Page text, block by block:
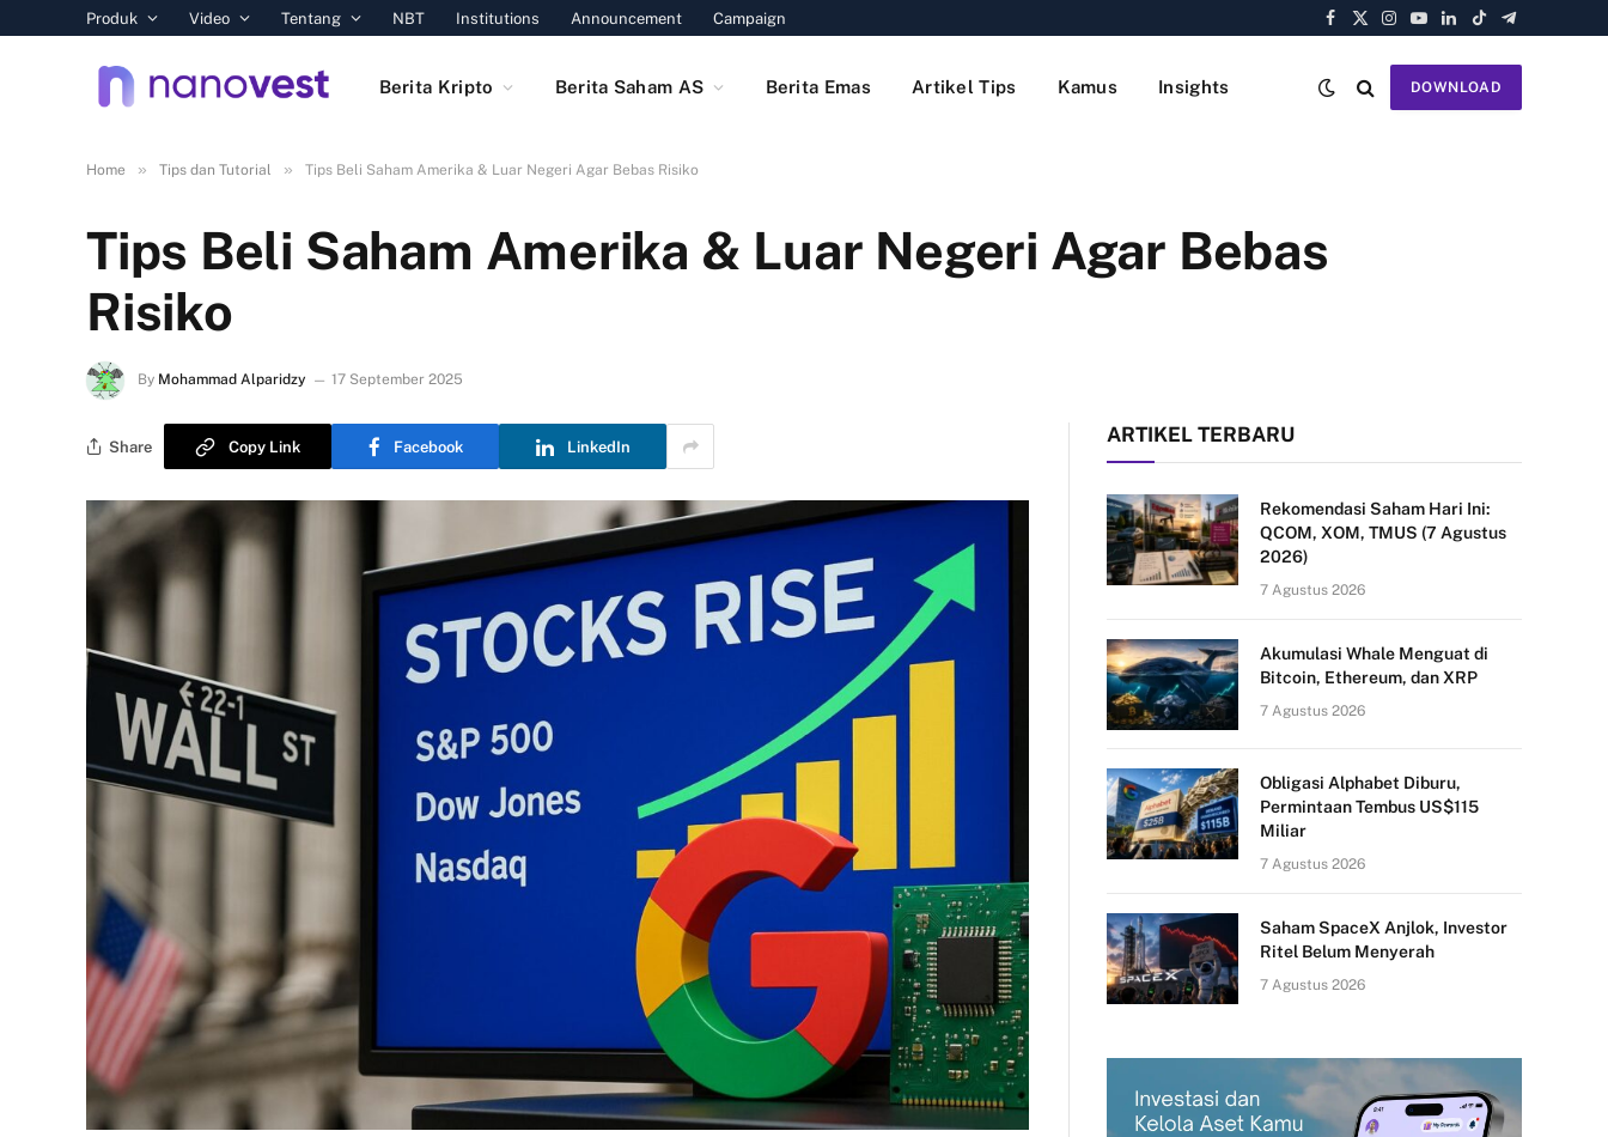
Produk Video Tentang NBT Institutions Announcement Campaign
Facebook
X
Instagram
YouTube
LinkedIn
TikTokTelegram
Berita Kripto Berita Saham AS Berita Emas Artikel Tips Kamus Insights DOWNLOAD
Home » Tips dan Tutorial » Tips Beli Saham Amerika & Luar Negeri Agar Bebas Risiko
Tips Beli Saham Amerika & Luar Negeri Agar Bebas
Risiko
By Mohammad Alparidzy 17 September 2025
Share Copy Link Facebook LinkedIn ARTIKEL TERBARU
Rekomendasi Saham Hari Ini:
QCOM, XOM, TMUS (7 Agustus
2026)
7 Agustus 2026
Akumulasi Whale Menguat di
Bitcoin, Ethereum, dan XRP
7 Agustus 2026
Obligasi Alphabet Diburu,
Permintaan Tembus US$115
Miliar
7 Agustus 2026
Saham SpaceX Anjlok, Investor
Ritel Belum Menyerah
7 Agustus 2026